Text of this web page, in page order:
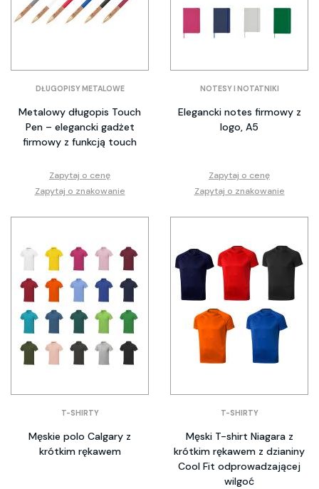
DŁUGOPISY METALOWE
Metalowy długopis Touch
Pen – elegancki gadżet
firmowy z funkcją touch
Zapytaj o cenę
Zapytaj o znakowanie
NOTESY I NOTATNIKI
Elegancki notes firmowy z
logo, A5
Zapytaj o cenę
Zapytaj o znakowanie
T-SHIRTY
Męskie polo Calgary z
krótkim rękawem
T-SHIRTY
Męski T-shirt Niagara z
krótkim rękawem z dzianiny
Cool Fit odprowadzającej
wilgoć